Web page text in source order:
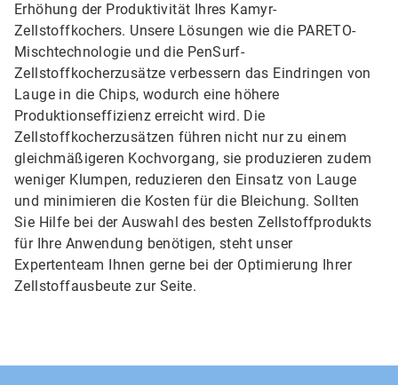
Erhöhung der Produktivität Ihres Kamyr-
Zellstoffkochers. Unsere Lösungen wie die PARETO-
Mischtechnologie und die PenSurf-
Zellstoffkocherzusätze verbessern das Eindringen von
Lauge in die Chips, wodurch eine höhere
Produktionseffizienz erreicht wird. Die
Zellstoffkocherzusätzen führen nicht nur zu einem
gleichmäßigeren Kochvorgang, sie produzieren zudem
weniger Klumpen, reduzieren den Einsatz von Lauge
und minimieren die Kosten für die Bleichung. Sollten
Sie Hilfe bei der Auswahl des besten Zellstoffprodukts
für Ihre Anwendung benötigen, steht unser
Expertenteam Ihnen gerne bei der Optimierung Ihrer
Zellstoffausbeute zur Seite.